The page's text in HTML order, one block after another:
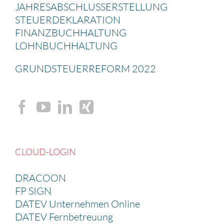
JAHRES­AB­SCHLUSS­ERSTEL­LUNG
STEUER­DE­KLA­RA­TION
FINANZ­BUCH­HAL­TUNG
LOHNBUCH­HAL­TUNG
GRUND­STEU­ER­RE­FORM 2022
CLOUD-LOGIN
DRACOON
FP SIGN
DATEV Unternehmen Online
DATEV Fernbetreuung